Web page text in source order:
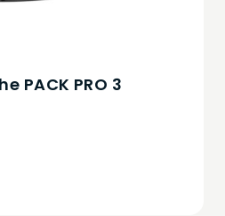
PACK PRO 3